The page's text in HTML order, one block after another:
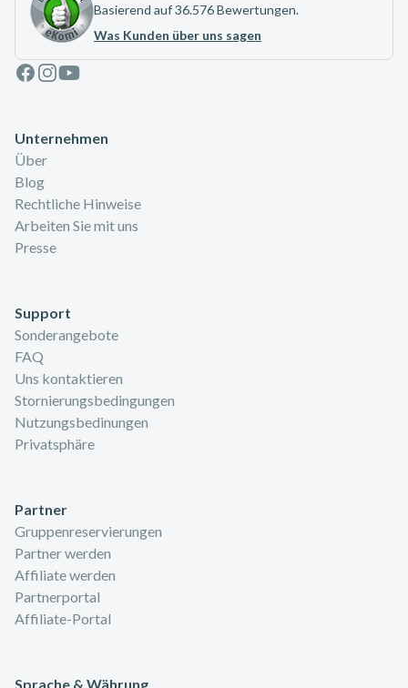
Basierend auf 36.576 Bewertungen.
Was Kunden über uns sagen
Facebook
Instagram
Youtube
Unternehmen
Über
Blog
Rechtliche Hinweise
Arbeiten Sie mit uns
Presse
Support
Sonderangebote
FAQ
Uns kontaktieren
Stornierungsbedingungen
Nutzungsbedinungen
Privatsphäre
Partner
Gruppenreservierungen
Partner werden
Affiliate werden
Partnerportal
Affiliate-Portal
Sprache & Währung